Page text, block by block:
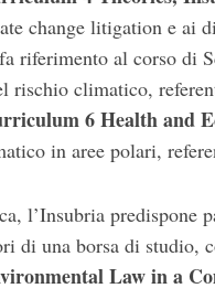
change litigation e ai
riferimento al corso di
rischio climatico,
6 Health and
in aree polari,
l’Insubria
di una borsa di studio,
Law in a